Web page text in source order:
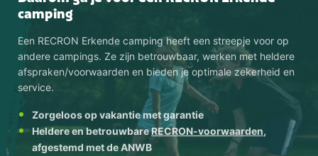
camping
Een RECRON Erkende camping heeft een streepje voor op
andere campings. Ze zijn betrouwbaar, werken met heldere
afspraken/voorwaarden en bieden je optimale zekerheid en
service.
Zorgeloos op vakantie met garantie
Heldere en betrouwbareRECRON-voorwaarden,
afgestemd met de ANWB